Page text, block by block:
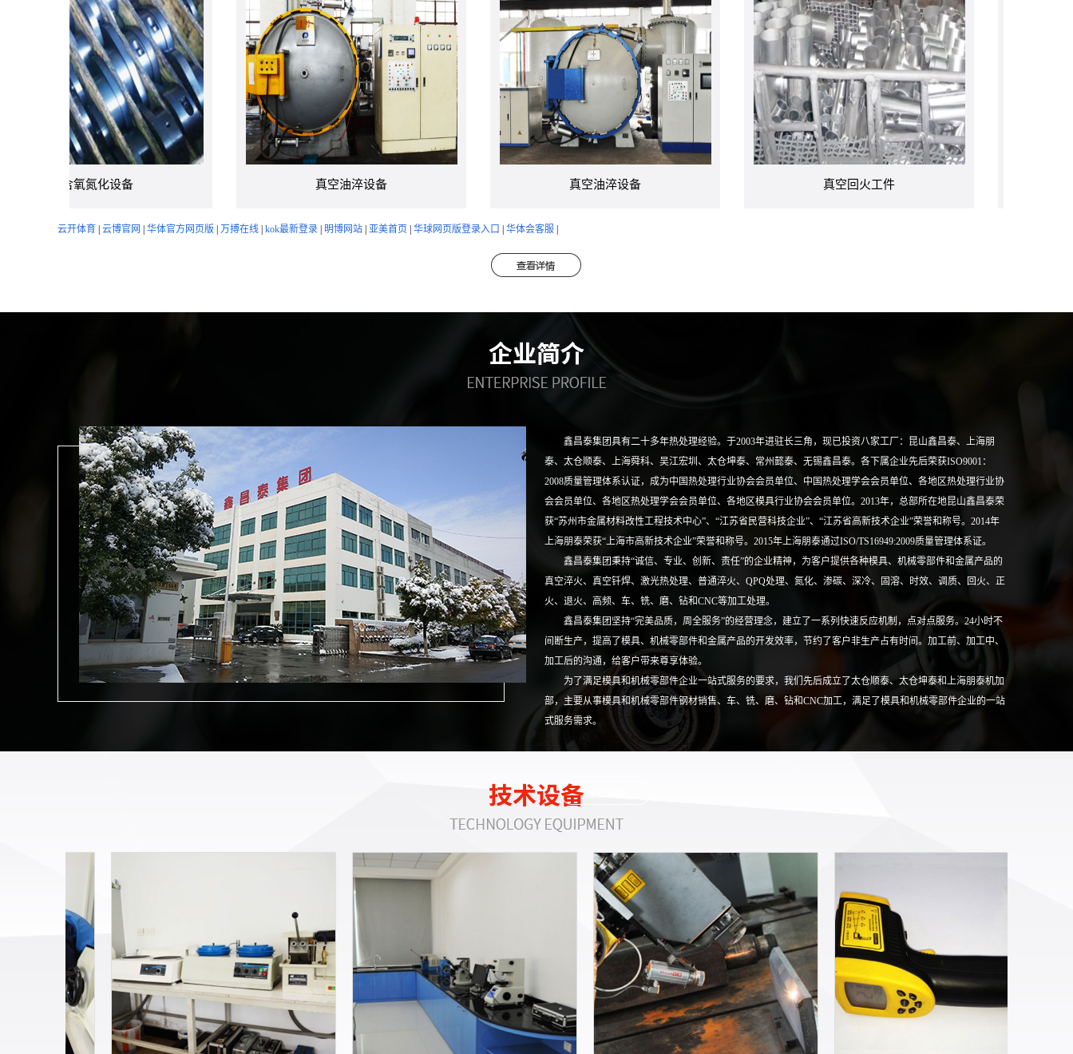
含氧氮化设备 真空油淬设备 真空油淬设备 真空回火工件
云开体育 云博官网 华体官方网页版 万搏在线 kok最新登录 明博网站 亚美首页 华球网页版登录入口 华体会客服
鑫昌泰集团具有二十多年热处理经验。于2003年进驻长三角，现已投资八家工厂：昆山鑫昌泰、上海朋
泰、太仓顺泰、上海舜科、吴江宏圳、太仓坤泰、常州懿泰、无锡鑫昌泰。各下属企业先后荣获ISO9001：
2008质量管理体系认证，成为中国热处理行业协会会员单位、中国热处理学会会员单位、各地区热处理行业协
会会员单位、各地区热处理学会会员单位、各地区模具行业协会会员单位。2013年，总部所在地昆山鑫昌泰荣
获“苏州市金属材料改性工程技术中心”、“江苏省民营科技企业”、“江苏省高新技术企业”荣誉和称号。2014年
上海朋泰荣获“上海市高新技术企业”荣誉和称号。2015年上海朋泰通过ISO/TS16949:2009质量管理体系证。
鑫昌泰集团秉持“诚信、专业、创新、责任”的企业精神，为客户提供各种模具、机械零部件和金属产品的
真空淬火、真空钎焊、激光热处理、普通淬火、QPQ处理、氮化、渗碳、深冷、固溶、时效、调质、回火、正
火、退火、高频、车、铣、磨、钻和CNC等加工处理。
鑫昌泰集团坚持“完美品质，周全服务”的经营理念，建立了一系列快速反应机制，点对点服务。24小时不
间断生产，提高了模具、机械零部件和金属产品的开发效率，节约了客户非生产占有时间。加工前、加工中、
加工后的沟通，给客户带来尊享体验。
为了满足模具和机械零部件企业一站式服务的要求，我们先后成立了太仓顺泰、太仓坤泰和上海朋泰机加
部，主要从事模具和机械零部件钢材销售、车、铣、磨、钻和CNC加工，满足了模具和机械零部件企业的一站
式服务需求。